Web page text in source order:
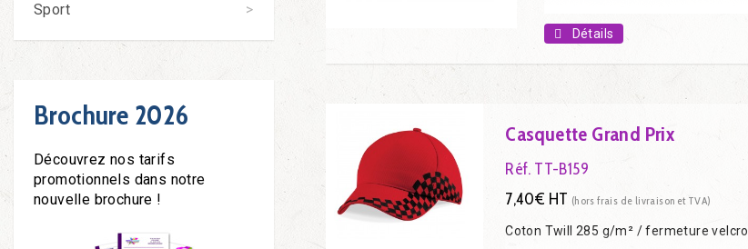
Détails
Casquette Grand Prix
Réf. TT-B159
7,40€ HT (hors frais de livraison et TVA)
Coton Twill 285 g/m² / fermeture velcro
Sport
Brochure 2026
Découvrez nos tarifs
promotionnels dans notre
nouvelle brochure !